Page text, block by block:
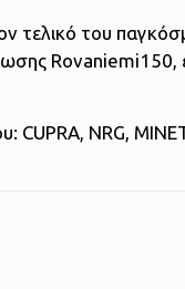
τελικό του
Rovaniemi150,
CUPRA, NRG,